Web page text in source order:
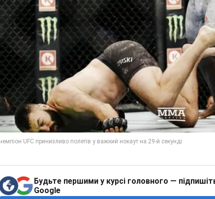
Будьте першими у курсі головного —
Google